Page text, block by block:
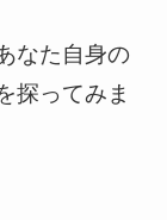
なた自身の
探ってみま